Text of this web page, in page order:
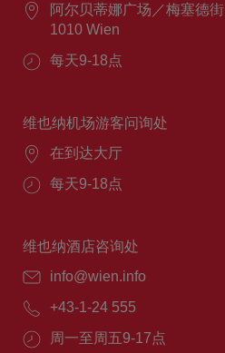
阿尔贝蒂娜广场／梅塞德街
1010 Wien
每天9-18点
维也纳机场游客问询处
在到达大厅
每天9-18点
维也纳酒店咨询处
info@wien.info
+43-1-24 555
周一至周五9-17点